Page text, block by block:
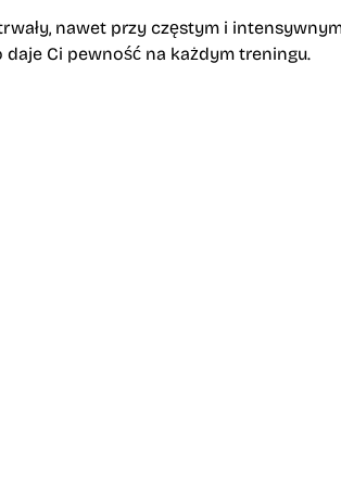
nawet przy częstym i
Ci pewność na każdym treningu.